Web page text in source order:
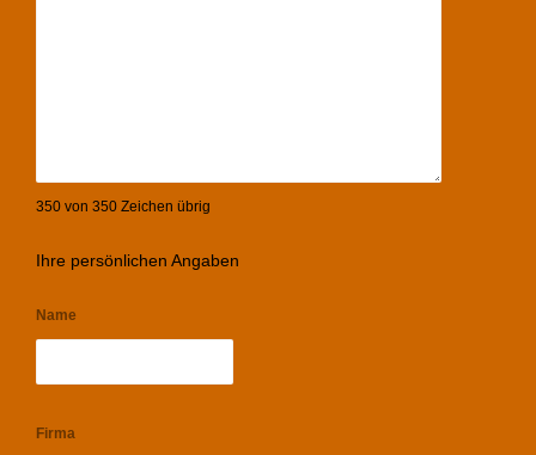
350 von 350 Zeichen übrig
Ihre persönlichen Angaben
Name
Firma